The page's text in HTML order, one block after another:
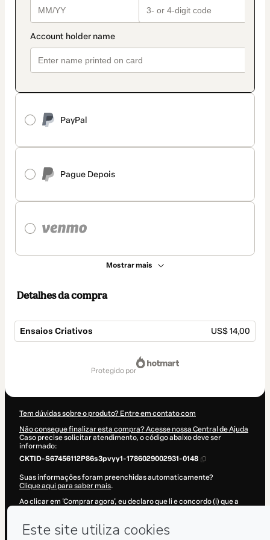
PayPal
Pague Depois
Mostrar mais
Detalhes da compra
Ensaios Criativos US$ 14,00
protegido por
Tem dúvidas sobre o produto? Entre em contato com
Não consegue finalizar esta compra? Acesse nossa Central de Ajuda
Caso precise solicitar atendimento, o código abaixo deve ser
informado:
CKTID-S67456112P86s3pvyy1-1786029002931-0148
Suas informações foram preenchidas automaticamente?
Clique aqui para saber mais.
Ao clicar em 'Comprar agora', eu declaro que li e concordo (i) que a
deste; (ii) com osTermos de Uso,Política de Privacidade
Políticas da Hotmart e (iii) que sou maior de idade ou autorizado e